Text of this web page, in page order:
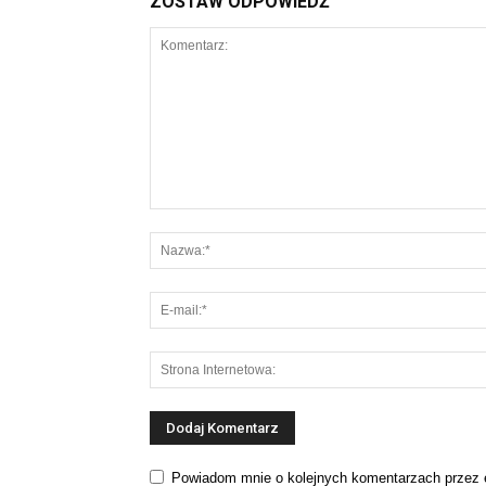
Powiadom mnie o kolejnych komentarzach przez